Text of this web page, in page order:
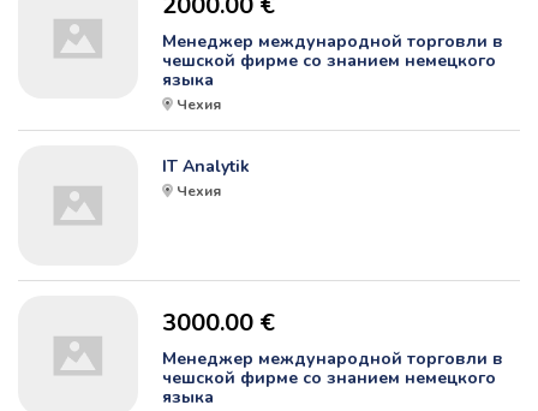
Менеджер международной торговли в
чешской фирме со знанием немецкого
языка
Чехия
IT Analytik
Чехия
3000.00 €
Менеджер международной торговли в
чешской фирме со знанием немецкого
языка